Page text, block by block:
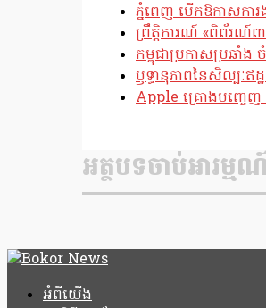
ភ្នំពេញ បើកឱកាសកា
ព្រឹត្តិការណ៍ «ពិព័រណ៍ពា
កម្ពុជាប្រកាសប្រឆាំ
ឫទ្ធានុភាពនៃសិល្បៈឥដ្
Apple គ្រោងបញ្ចេញ
អត្ថបទចាប់អារម្ម
អំពីយើង